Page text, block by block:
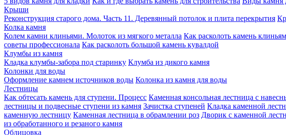
Крыши
Реконструкция старого дома. Часть 11. Деревянный потолок и плита перекрытия
Колка камня
Колем камни клиньями. Молоток из мягкого металла Как расколоть камень
советы профессионала Как расколоть большой камень кувалдой
Клумбы из камня
Кладка клумбы-забора под старинку Клумба из дикого камня
Колонки для воды
Оформление камнем источников воды Колонка из камня для воды
Лестницы
Как обтесать камень для ступени. Процесс Каменная консольная лестница с
лестницы и подвесные ступени из камня Зачистка ступеней Кладка каменной
каменную лестницу Каменная лестница в обрамлении роз Дворик с каменной
из обработанного и резаного камня
Облицовка